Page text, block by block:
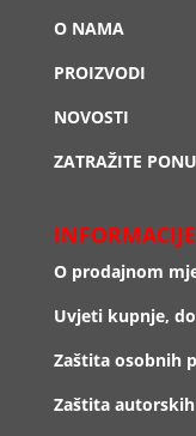
O NAMA
PROIZVODI
NOVOSTI
ZATRAŽITE
INFORMACIJE
O prodajnom
Uvjeti kupnje,
Zaštita osobnih
Zaštita